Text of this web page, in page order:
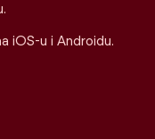
iOS-u i Androidu.